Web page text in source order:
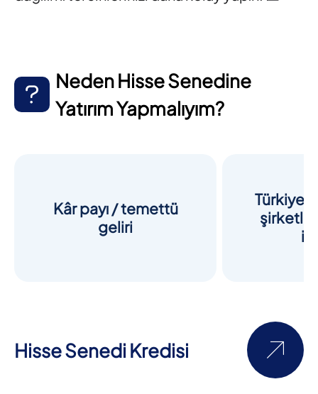
Neden Hisse Senedine
Yatırım Yapmalıyım?
Kâr payı / temettü
geliri
Hisse Senedi Kredisi